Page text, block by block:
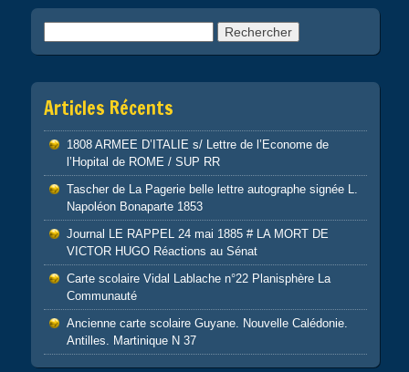
Articles Récents
1808 ARMEE D’ITALIE s/ Lettre de l’Econome de
l’Hopital de ROME / SUP RR
Tascher de La Pagerie belle lettre autographe signée L.
Napoléon Bonaparte 1853
Journal LE RAPPEL 24 mai 1885 # LA MORT DE
VICTOR HUGO Réactions au Sénat
Carte scolaire Vidal Lablache n°22 Planisphère La
Communauté
Ancienne carte scolaire Guyane. Nouvelle Calédonie.
Antilles. Martinique N 37